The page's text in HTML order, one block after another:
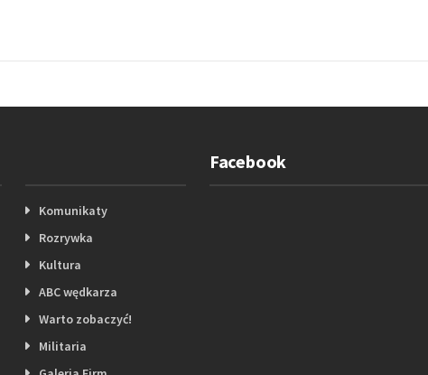
Komunikaty
Rozrywka
Kultura
ABC wędkarza
Warto zobaczyć!
Militaria
Facebook